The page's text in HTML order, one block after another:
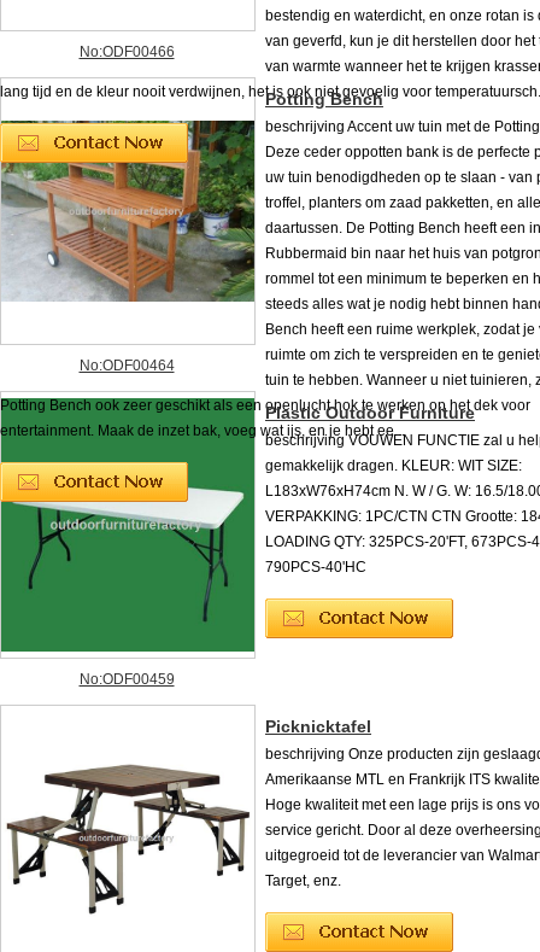
No:ODF00466
bestendig en waterdicht, en onze rotan is
van geverfd, kun je dit herstellen door het
van warmte wanneer het te krijgen
lang tijd en de kleur nooit verdwijnen, het is ook niet gevoelig voor
No:ODF00464
Potting Bench
beschrijving Accent uw tuin met de
Deze ceder oppotten bank is de perfecte
uw tuin benodigdheden op te slaan - van
troffel, planters om zaad pakketten, en
daartussen. De Potting Bench heeft een
Rubbermaid bin naar het huis van
rommel tot een minimum te beperken en
steeds alles wat je nodig hebt binnen
Bench heeft een ruime werkplek, zodat
ruimte om zich te verspreiden en te
tuin te hebben. Wanneer u niet tuinieren,
Potting Bench ook zeer geschikt als een openlucht hok te werken op het dek voor
entertainment. Maak de inzet bak, voeg wat ijs, en je hebt ee...
No:ODF00459
Plastic Outdoor Furniture
beschrijving VOUWEN FUNCTIE zal u
gemakkelijk dragen. KLEUR: WIT SIZE:
L183xW76xH74cm N. W / G. W: 16.5/
VERPAKKING: 1PC/CTN CTN Grootte:
LOADING QTY: 325PCS-20'FT, 673PCS-
790PCS-40'HC
Picknicktafel
beschrijving Onze producten zijn
Amerikaanse MTL en Frankrijk ITS
Hoge kwaliteit met een lage prijs is ons
service gericht. Door al deze
uitgegroeid tot de leverancier van
Target, enz.